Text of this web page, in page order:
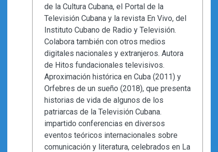
de la Cultura Cubana, el Portal de la
Televisión Cubana y la revista En Vivo, del
Instituto Cubano de Radio y Televisión.
Colabora también con otros medios
digitales nacionales y extranjeros. Autora
de Hitos fundacionales televisivos.
Aproximación histórica en Cuba (2011) y
Orfebres de un sueño (2018), que presenta
historias de vida de algunos de los
patriarcas de la Televisión Cubana.
impartido conferencias en diversos
eventos teóricos internacionales sobre
comunicación y literatura, celebrados en La